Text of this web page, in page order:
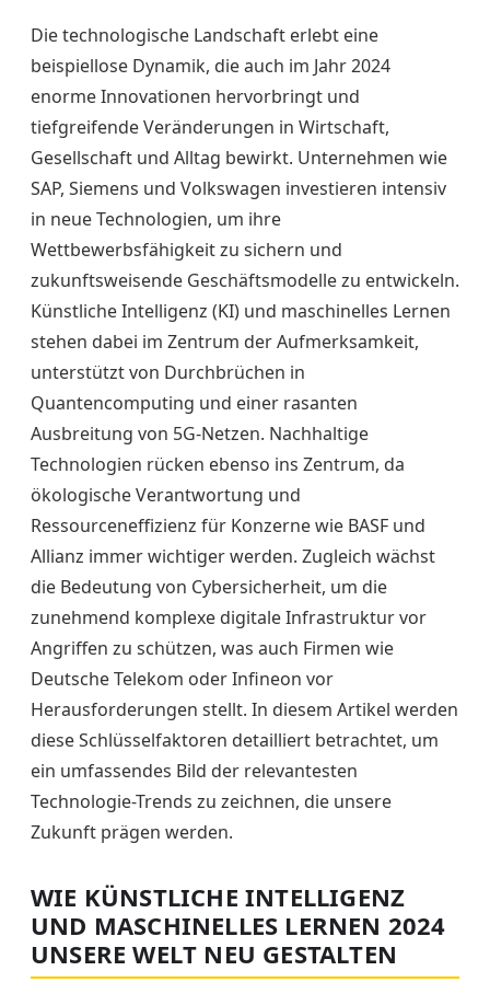
Die technologische Landschaft erlebt eine
beispiellose Dynamik, die auch im Jahr 2024
enorme Innovationen hervorbringt und
tiefgreifende Veränderungen in Wirtschaft,
Gesellschaft und Alltag bewirkt. Unternehmen wie
SAP, Siemens und Volkswagen investieren intensiv
in neue Technologien, um ihre
Wettbewerbsfähigkeit zu sichern und
zukunftsweisende Geschäftsmodelle zu entwickeln.
Künstliche Intelligenz (KI) und maschinelles Lernen
stehen dabei im Zentrum der Aufmerksamkeit,
unterstützt von Durchbrüchen in
Quantencomputing und einer rasanten
Ausbreitung von 5G-Netzen. Nachhaltige
Technologien rücken ebenso ins Zentrum, da
ökologische Verantwortung und
Ressourceneffizienz für Konzerne wie BASF und
Allianz immer wichtiger werden. Zugleich wächst
die Bedeutung von Cybersicherheit, um die
zunehmend komplexe digitale Infrastruktur vor
Angriffen zu schützen, was auch Firmen wie
Deutsche Telekom oder Infineon vor
Herausforderungen stellt. In diesem Artikel werden
diese Schlüsselfaktoren detailliert betrachtet, um
ein umfassendes Bild der relevantesten
Technologie-Trends zu zeichnen, die unsere
Zukunft prägen werden.
WIE KÜNSTLICHE INTELLIGENZ
UND MASCHINELLES LERNEN 2024
UNSERE WELT NEU GESTALTEN